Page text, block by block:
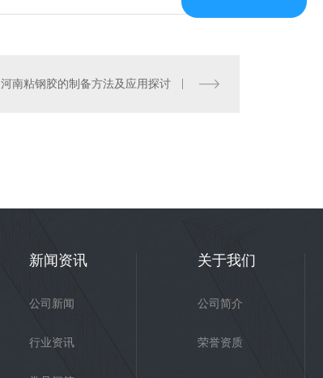
河南粘钢胶的制备方法及应用探讨
新闻资讯
公司新闻
行业资讯
关于我们
公司简介
荣誉资质